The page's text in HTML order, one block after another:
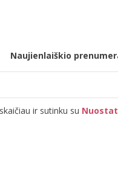
Naujienlaiškio
ir sutinku su